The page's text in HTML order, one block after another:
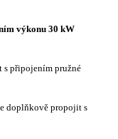
výkonu 30 kW
připojením pružné
doplňkově propojit s